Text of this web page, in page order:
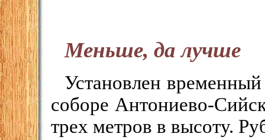
Меньше, да лучше
Установлен
соборе Антониево-
трех метров в высоту.